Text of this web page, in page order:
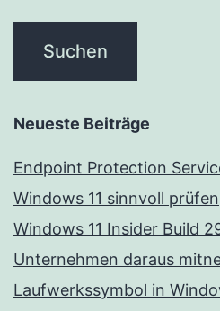
Neueste Beiträge
Endpoint Protection
Windows 11 sinnvoll prüfen
Windows 11 Insider Build
Unternehmen daraus
Laufwerkssymbol in